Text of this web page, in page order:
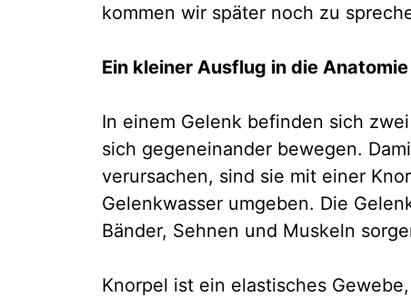
kommen wir später noch zu
Ein kleiner Ausflug in die Anatomie
In einem Gelenk befinden sich
sich gegeneinander bewegen.
verursachen, sind sie mit einer
Gelenkwasser umgeben. Die
Bänder, Sehnen und Muskeln
Knorpel ist ein elastisches